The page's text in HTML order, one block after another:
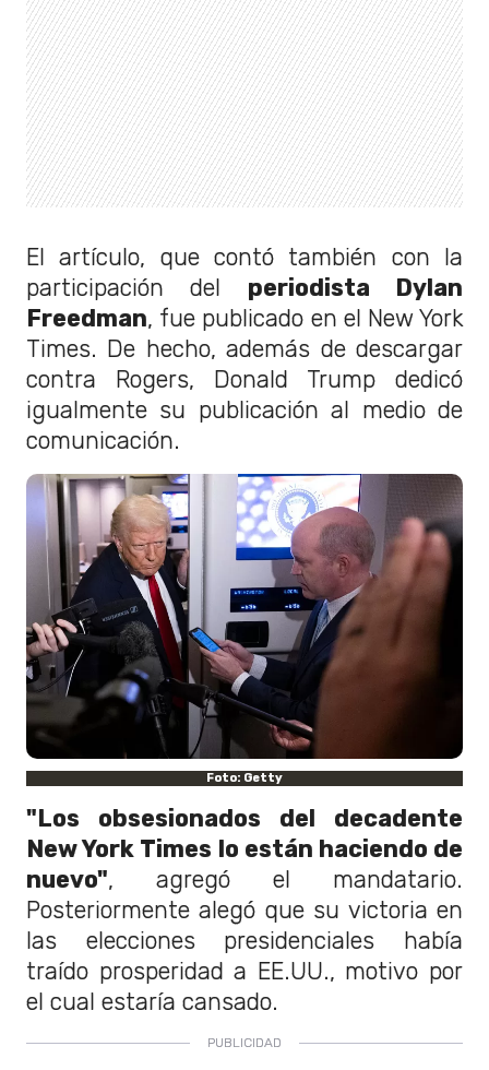
El artículo, que contó también con la
participación del periodista Dylan
Freedman, fue publicado en el New York
Times. De hecho, además de descargar
contra Rogers, Donald Trump dedicó
igualmente su publicación al medio de
comunicación.
Foto: Getty
"Los obsesionados del decadente
New York Times lo están haciendo de
nuevo", agregó el mandatario.
Posteriormente alegó que su victoria en
las elecciones presidenciales había
traído prosperidad a EE.UU., motivo por
el cual estaría cansado.